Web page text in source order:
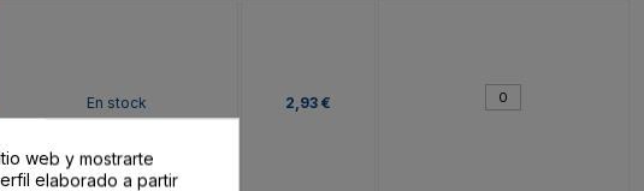
En stock 2,93 €
web y mostrarte
elaborado a partir